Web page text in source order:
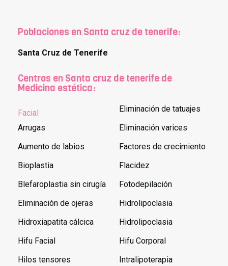
Poblaciones en Santa cruz de tenerife:
Santa Cruz de Tenerife
Centros en Santa cruz de tenerife de
Medicina estética:
Facial
Arrugas
Aumento de labios
Bioplastia
Blefaroplastia sin cirugía
Eliminación de ojeras
Hidroxiapatita cálcica
Hifu Facial
Hilos tensores
Eliminación de tatuajes
Eliminación varices
Factores de crecimiento
Flacidez
Fotodepilación
Hidrolipoclasia
Hidrolipoclasia
Hifu Corporal
Intralipoterapia